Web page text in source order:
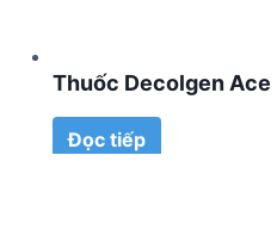
Thuốc Decolgen Ace
Đọc tiếp